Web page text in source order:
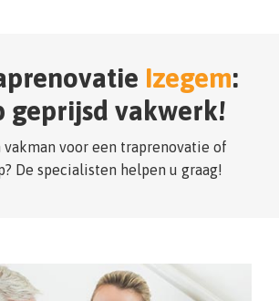
Izegem:
geprijsd vakwerk!
vakman voor een traprenovatie of
De specialisten helpen u graag!